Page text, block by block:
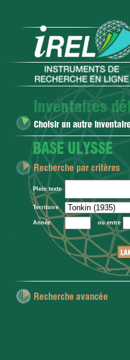
Plein texte
Territoire
Année ou entre